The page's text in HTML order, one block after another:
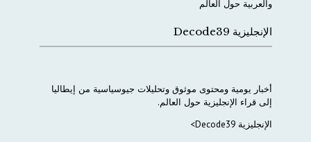
والعربية حول العالم
الإنجليزية Decode39
أخبار يومية ومحتوى موثوق وتحليلات جيوسياسية من إيطاليا
إلى قراء الإنجليزية حول العالم.
الإنجليزية Decode39>